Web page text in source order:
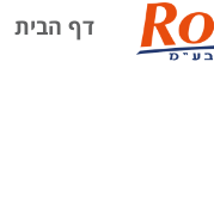
דף הבית